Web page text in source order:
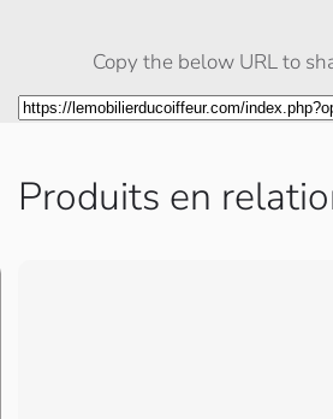
Copy the below URL to
Produits en